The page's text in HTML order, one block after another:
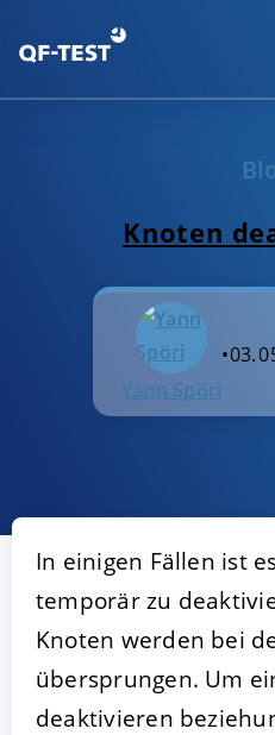
Knoten
Yann Spöri
•03.
In einigen Fällen ist
temporär zu
Knoten werden bei
übersprungen. Um
deaktivieren